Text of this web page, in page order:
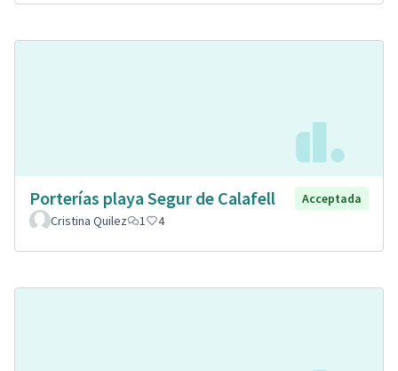
Porterías playa Segur de Calafell
Acceptada
Cristina Quilez
1 4